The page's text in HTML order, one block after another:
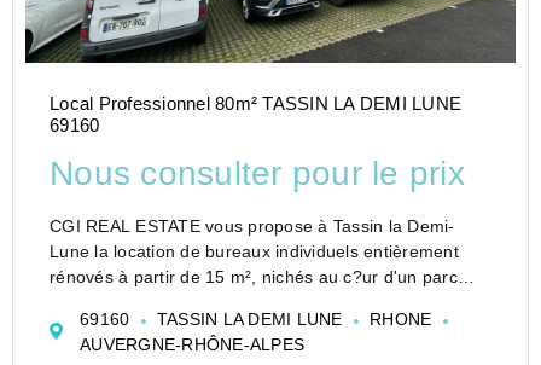
Local Professionnel 80m² TASSIN LA DEMI LUNE
69160
Nous consulter pour le prix
CGI REAL ESTATE vous propose à Tassin la Demi-
Lune la location de bureaux individuels entièrement
rénovés à partir de 15 m², nichés au c?ur d'un parc
sont cloisonnés, climatisés et câblés, offrant un e...
69160 TASSIN LA DEMI LUNE
RHONE
AUVERGNE-RHÔNE-ALPES